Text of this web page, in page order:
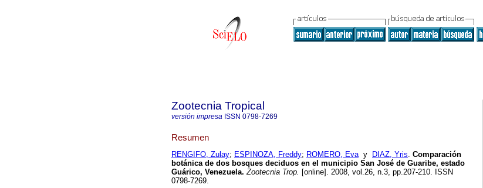
Zootecnia Tropical
versión impresa ISSN 0798-7269
Resumen
RENGIFO, Zulay; ESPINOZA, Freddy; ROMERO, Evay DIAZ, Yris. Comparación
botánica de dos bosques deciduos en el municipio San José de Guaribe, estado
Guárico, Venezuela. Zootecnia Trop. [online]. 2008, vol.26, n.3, pp.207-210. ISSN
0798-7269.